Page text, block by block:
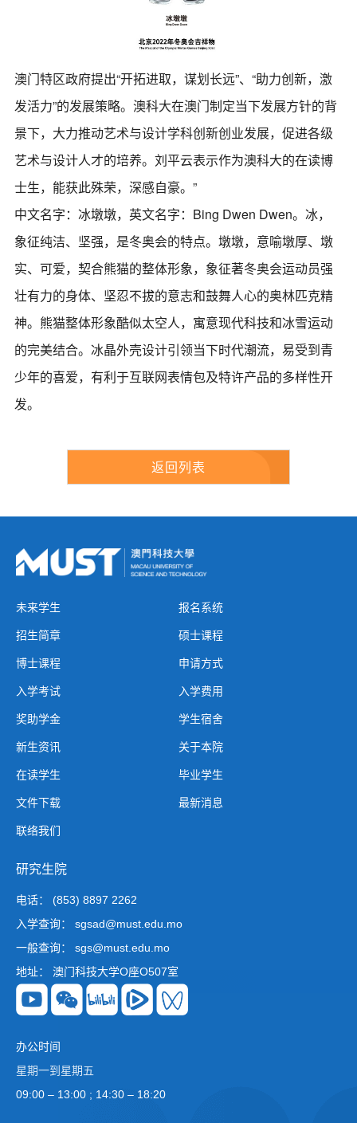
澳门特区政府提出“开拓进取，谋划长远”、“助力创新，激
发活力”的发展策略。澳科大在澳门制定当下发展方针的背
景下，大力推动艺术与设计学科创新创业发展，促进各级
艺术与设计人才的培养。刘平云表示作为澳科大的在读博
士生，能获此殊荣，深感自豪。”
中文名字：冰墩墩，英文名字：Bing Dwen Dwen。冰，
象征纯洁、坚强，是冬奥会的特点。墩墩，意喻墩厚、墩
实、可爱，契合熊猫的整体形象，象征著冬奥会运动员强
壮有力的身体、坚忍不拔的意志和鼓舞人心的奥林匹克精
神。熊猫整体形象酷似太空人，寓意现代科技和冰雪运动
的完美结合。冰晶外壳设计引领当下时代潮流，易受到青
少年的喜爱，有利于互联网表情包及特许产品的多样性开
发。
返回列表
未来学生 报名系统
招生简章 硕士课程
博士课程 申请方式
入学考试 入学费用
奖助学金 学生宿舍
新生资讯 关于本院
在读学生 毕业学生
文件下载 最新消息
联络我们
研究生院
电话： (853) 8897 2262
入学查询： sgsad@must.edu.mo
一般查询： sgs@must.edu.mo
地址： 澳门科技大学O座O507室
办公时间
星期一到星期五
09:00 – 13:00 ; 14:30 – 18:20